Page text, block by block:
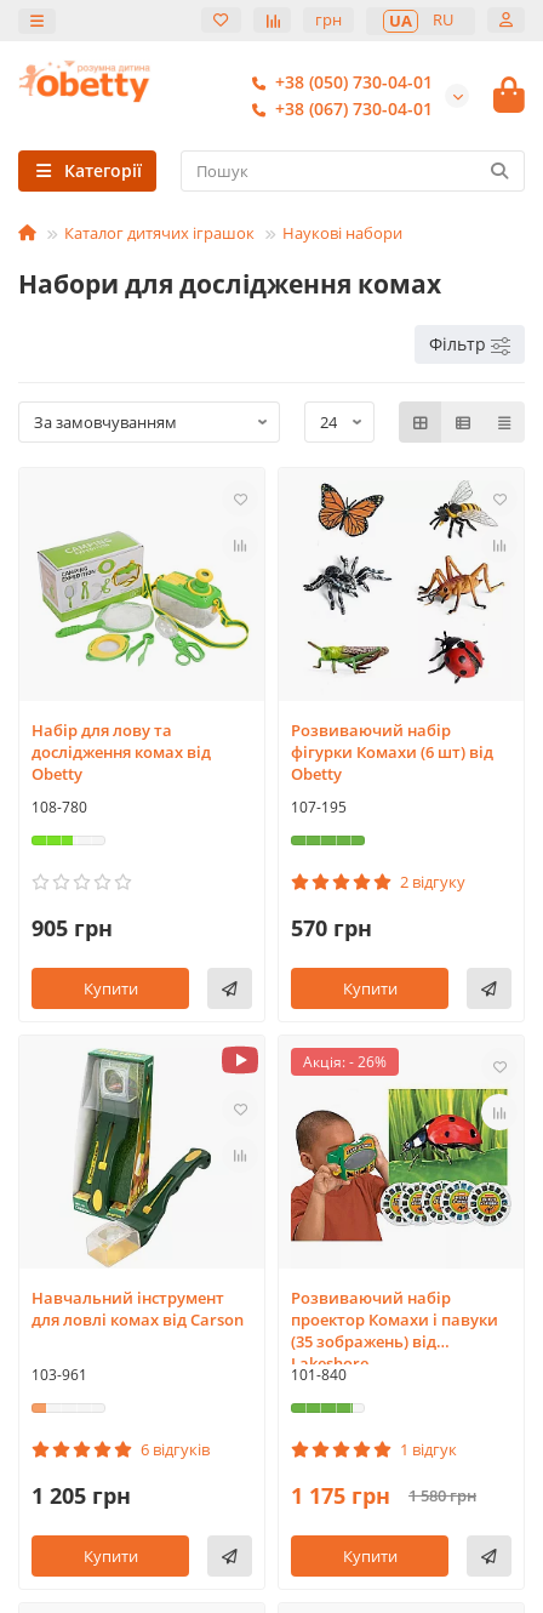
грн UA RU
+38 (050) 730-04-01
+38 (067) 730-04-01
Категорії
Каталог дитячих іграшок Наукові набори
Набори для дослідження комах
Фільтр
Набір для лову та
дослідження комах від
Obetty
108-780
905 грн
Купити
Розвиваючий набір
фігурки Комахи (6 шт) від
Obetty
107-195
2 відгуку
570 грн
Купити
Навчальний інструмент
для ловлі комах від Carson
103-961
6 відгуків
1 205 грн
Купити
Акція: - 26%
Розвиваючий набір
проектор Комахи і павуки
(35 зображень) від
Lakeshore
101-840
1 відгук
1 175 грн 1 580 грн
Купити